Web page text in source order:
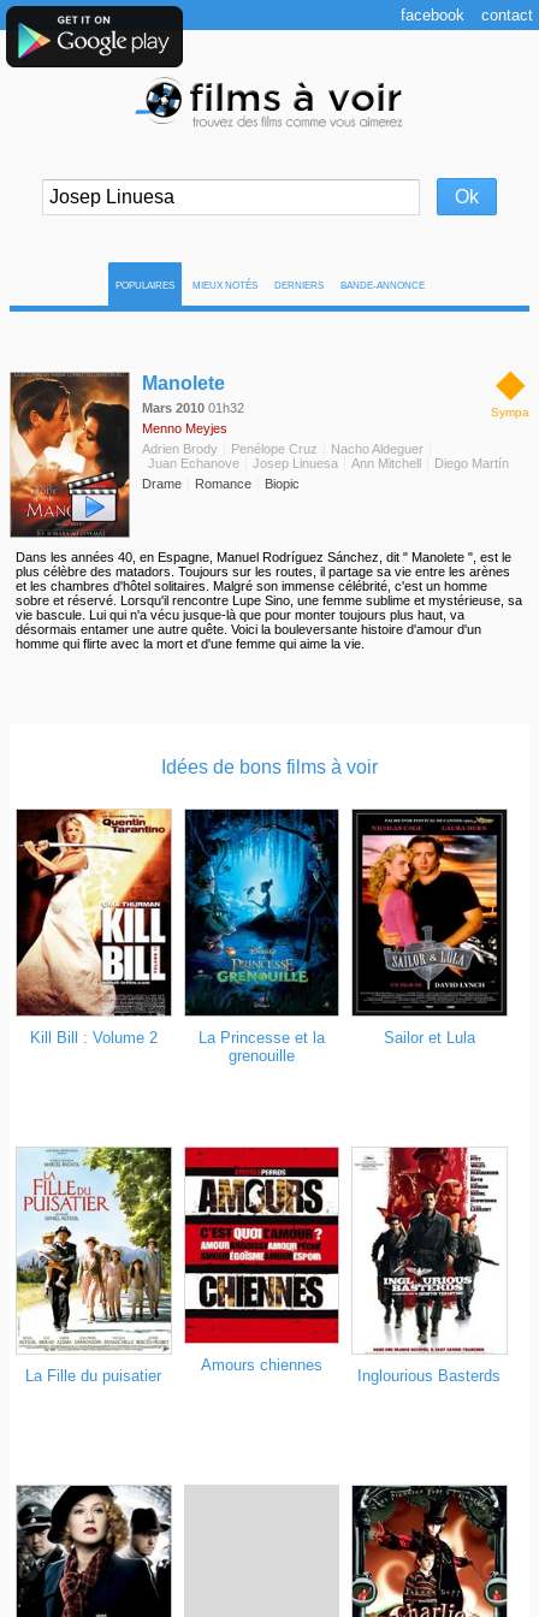
POPULAIRES MIEUX NOTÉS DERNIERS BANDE-ANNONCE
◆
Sympa
Manolete
Mars 2010 01h32
Menno Meyjes
Adrien Brody
Penélope Cruz
Nacho Aldeguer
Juan Echanove
Josep Linuesa Ann Mitchell
Diego Martín
Drame
Romance Biopic
Dans les années 40, en Espagne, Manuel Rodríguez Sánchez, dit " Manolete ", est le
plus célèbre des matadors. Toujours sur les routes, il partage sa vie entre les arènes
et les chambres d'hôtel solitaires. Malgré son immense célébrité, c'est un homme
sobre et réservé. Lorsqu'il rencontre Lupe Sino, une femme sublime et mystérieuse, sa
vie bascule. Lui qui n'a vécu jusque-là que pour monter toujours plus haut, va
désormais entamer une autre quête. Voici la bouleversante histoire d'amour d'un
homme qui flirte avec la mort et d'une femme qui aime la vie.
Idées de bons films à voir
Kill Bill : Volume 2
La Princesse et la
grenouille
Sailor et Lula
La Fille du puisatier
Amours chiennes
Inglourious Basterds
facebook contact